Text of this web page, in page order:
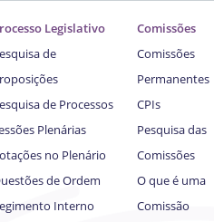
Legislativo
de
de Processos
Plenárias
no Plenário
de Ordem
Interno
Comissões
Comissões
Permanentes
CPIs
Pesquisa das
Comissões
O que é uma
Comissão